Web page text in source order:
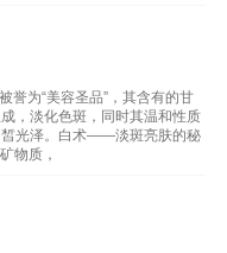
为“美容圣品”，其含有的甘
，淡化色斑，同时其温和性质
皙光泽。白术——淡斑亮肤的秘
物质，